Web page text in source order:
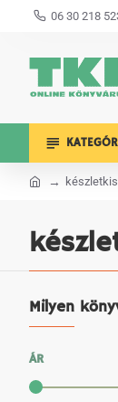
06 30 218
Milyen
ÁR